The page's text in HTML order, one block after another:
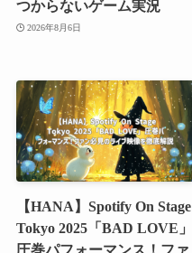
つからないゲーム実況
2026年8月6日
【HANA】Spotify On Stage
Tokyo 2025「BAD LOVE」
圧巻パフォーマンス！ファ